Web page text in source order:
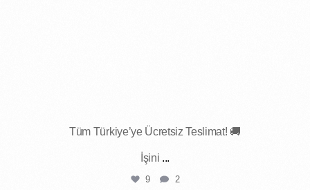
Tüm Türkiye’ye Ücretsiz Teslimat! 🚚
İşini ...
9 2